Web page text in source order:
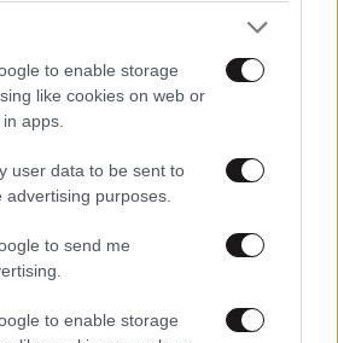
to enable storage
like cookies on web or
apps.
user data to be sent to
purposes.
to send me
to enable storage
Αυτές οι τροφές,
αλλά καλό είναι να τις
σας